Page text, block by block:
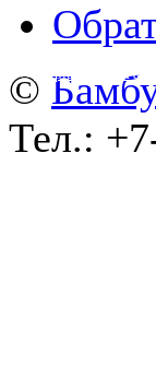
© wa-plugins.ru -
©
Тел.: